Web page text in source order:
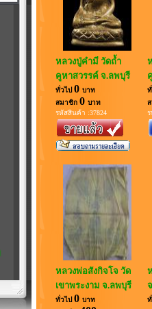
หลวงปู่คำมี วัดถ้ำ
คูหาสวรรค์ จ.ลพบุรี
ทั่วไป 0 บาท
สมาชิก 0 บาท
รหัสสินค้า :37824
หลวงพ่อสังกิจโจ วัด
เขาพระงาม จ.ลพบุรี
ทั่วไป 0 บาท